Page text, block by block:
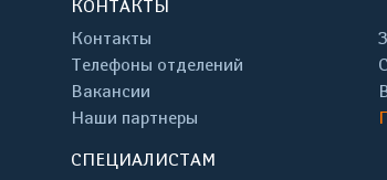
КОНТАКТЫ
Контакты
Телефоны отделений
Вакансии
Наши партнеры
СПЕЦИАЛИСТАМ